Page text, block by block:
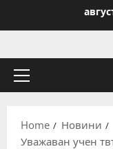
Primary
Home
Новини
Уважаван учен